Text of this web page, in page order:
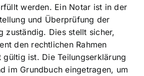
werden. Ein Notar ist in der
und Überprüfung der
zuständig. Dies stellt sicher,
den rechtlichen Rahmen
gültig ist. Die Teilungserklärung
im Grundbuch eingetragen, um